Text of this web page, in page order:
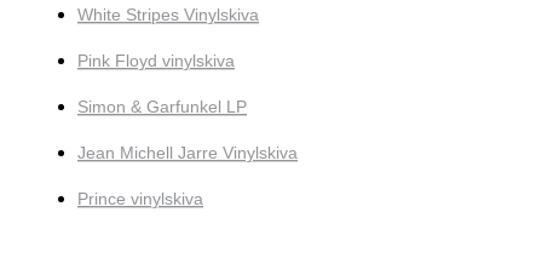
White Stripes Vinylskiva
Pink Floyd vinylskiva
Simon & Garfunkel LP
Jean Michell Jarre Vinylskiva
Prince vinylskiva